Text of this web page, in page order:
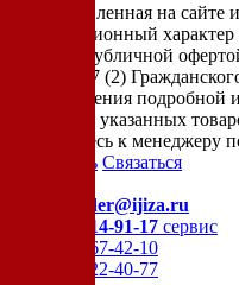
* представленная на
информационный
является публичной
Статьи 437 (2)
Для получения
стоимости указанных
обращайтесь к менеджеру
Позвонить Связаться
order@ijiza.ru
+7 (969) 714-91-17 cервис
+7 (812) 467-42-10
+7 (905) 222-40-77